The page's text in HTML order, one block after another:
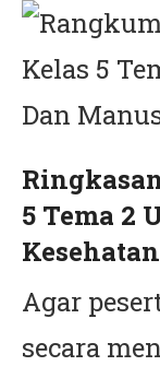
5 Tema 2
Kesehatan
Agar
secara